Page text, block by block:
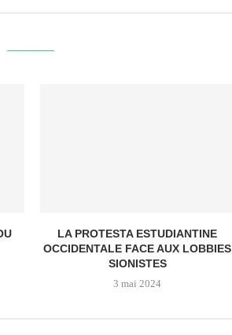
LA PROTESTA ESTUDIANTINE
OCCIDENTALE FACE AUX LOBBIES
SIONISTES
3 mai 2024